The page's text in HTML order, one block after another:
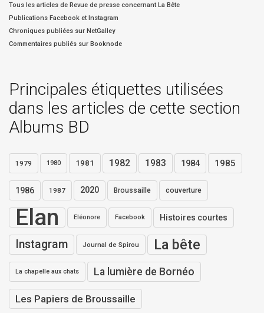
Tous les articles de Revue de presse concernant La Bête
Publications Facebook et Instagram
Chroniques publiées sur NetGalley
Commentaires publiés sur Booknode
Principales étiquettes utilisées
dans les articles de cette section
Albums BD
1979 1980 1981 1982 1983 1984 1985
1986 1987 2020 Broussaille couverture
Elan Eléonore Facebook Histoires courtes
Instagram Journal de Spirou La bête
La chapelle aux chats La lumière de Bornéo
Les Papiers de Broussaille